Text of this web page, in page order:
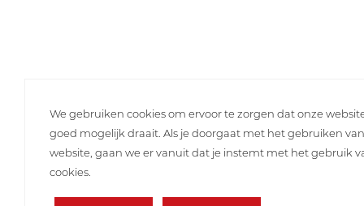
We gebruiken cookies om ervoor te zorgen dat onze
goed mogelijk draait. Als je doorgaat met het gebruiken
website, gaan we er vanuit dat je instemt met het gebruik
cookies.